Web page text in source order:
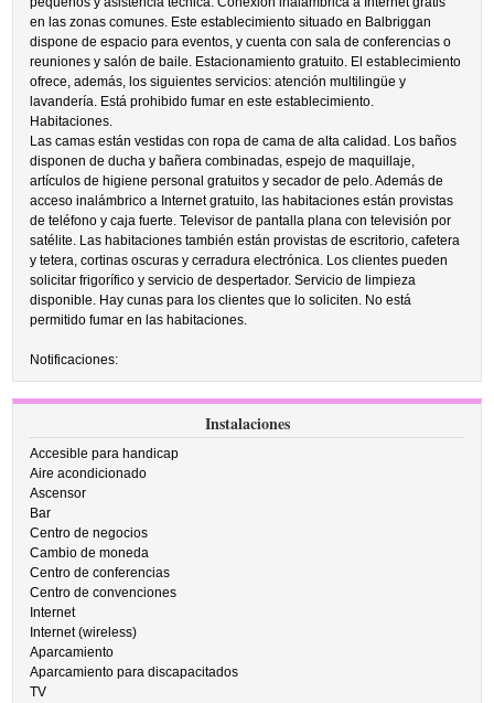
en las zonas comunes. Este establecimiento situado en Balbriggan
dispone de espacio para eventos, y cuenta con sala de conferencias o
reuniones y salón de baile. Estacionamiento gratuito. El establecimiento
ofrece, además, los siguientes servicios: atención multilingüe y
lavandería. Está prohibido fumar en este establecimiento.
Habitaciones.
Las camas están vestidas con ropa de cama de alta calidad. Los baños
disponen de ducha y bañera combinadas, espejo de maquillaje,
artículos de higiene personal gratuitos y secador de pelo. Además de
acceso inalámbrico a Internet gratuito, las habitaciones están provistas
de teléfono y caja fuerte. Televisor de pantalla plana con televisión por
satélite. Las habitaciones también están provistas de escritorio, cafetera
y tetera, cortinas oscuras y cerradura electrónica. Los clientes pueden
solicitar frigorífico y servicio de despertador. Servicio de limpieza
disponible. Hay cunas para los clientes que lo soliciten. No está
permitido fumar en las habitaciones.
Notificaciones:
Instalaciones
Accesible para handicap
Aire acondicionado
Ascensor
Bar
Centro de negocios
Cambio de moneda
Centro de conferencias
Centro de convenciones
Internet
Internet (wireless)
Aparcamiento
Aparcamiento para discapacitados
TV